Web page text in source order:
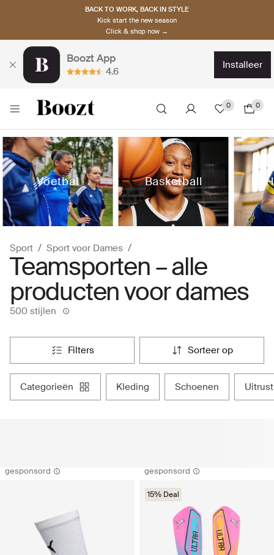
BACK TO WORK, BACK IN STYLE
Kick start the new season
Click & shop now →
Boozt App
4.6
installeer
0 0
Voetbal Basketball
Sport Sport voor Dames
Teamsporten – alle
producten voor dames
500 stijlen
filters sorteer op
categorieën kleding schoenen
gesponsord gesponsord
15% Deal